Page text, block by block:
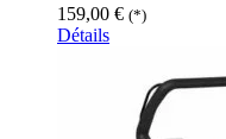
159,00 € (*)
Détails